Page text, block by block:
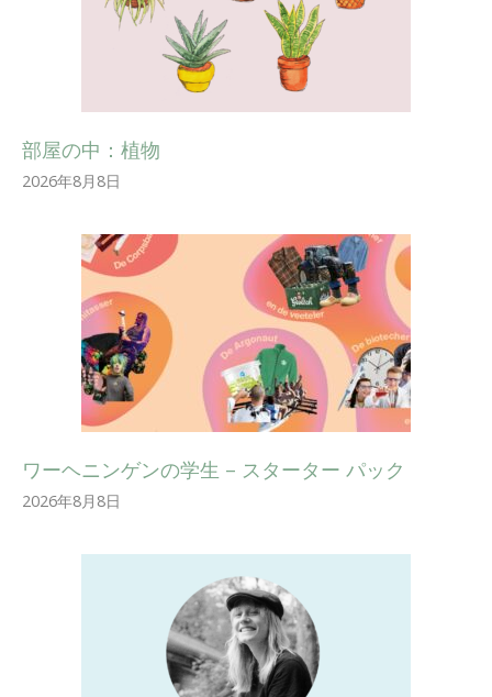
部屋の中：植物
2026年8月8日
ワーヘニンゲンの学生 – スターター パック
2026年8月8日